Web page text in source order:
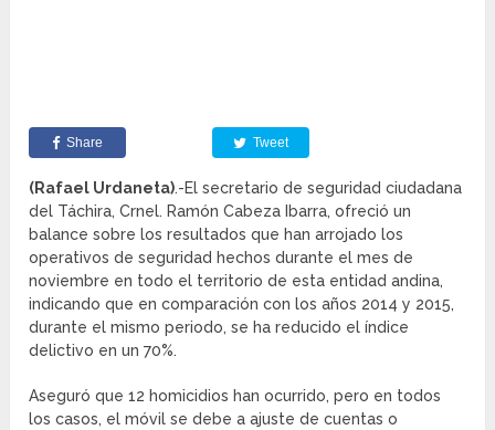
Share Tweet
(Rafael Urdaneta).-El secretario de seguridad ciudadana
del Táchira, Crnel. Ramón Cabeza Ibarra, ofreció un
balance sobre los resultados que han arrojado los
operativos de seguridad hechos durante el mes de
noviembre en todo el territorio de esta entidad andina,
indicando que en comparación con los años 2014 y 2015,
durante el mismo periodo, se ha reducido el índice
delictivo en un 70%.
Aseguró que 12 homicidios han ocurrido, pero en todos
los casos, el móvil se debe a ajuste de cuentas o